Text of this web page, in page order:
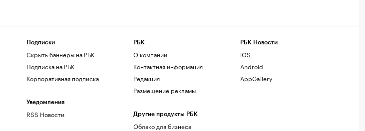
Подписки
Скрыть баннеры на РБК
Подписка на РБК
Корпоративная подписка
Уведомления
RSS Новости
РБК
О компании
Контактная информация
Редакция
Размещение рекламы
Другие продукты РБК
Облако для бизнеса
РБК Новости
iOS
Android
AppGallery